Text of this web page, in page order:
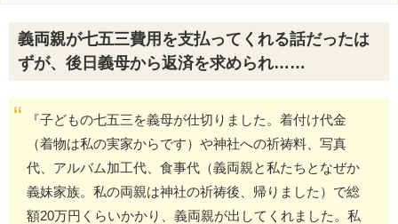
義両親が七五三費用を支払ってくれる話だったは
ずが、後日義母から返済を求められ……
『子どもの七五三を義母が仕切りました。着付け代金
（着物は私の実家からです）や神社への祈祷料、写真
代、アルバム加工代、食事代（義両親と私たちとなぜか
義妹家族。私の両親は神社の祈祷後、帰りました）で総
額20万円くらいかかり、義両親が出してくれました。私